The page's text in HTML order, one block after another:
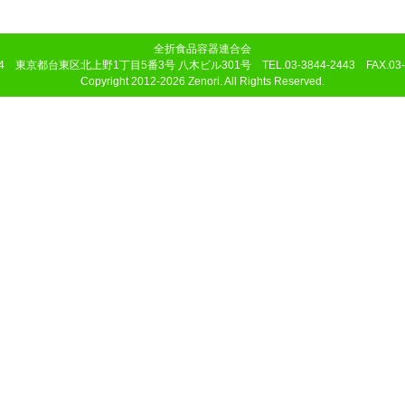
全折食品容器連合会
東京都台東区北上野1丁目5番3号 八木ビル301号 TEL.03-3844-2443
Copyright 2012-2026 Zenori. All Rights Reserved.